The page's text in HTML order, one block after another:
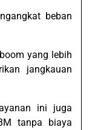
beban
yang lebih
jangkauan
ini juga
tanpa biaya